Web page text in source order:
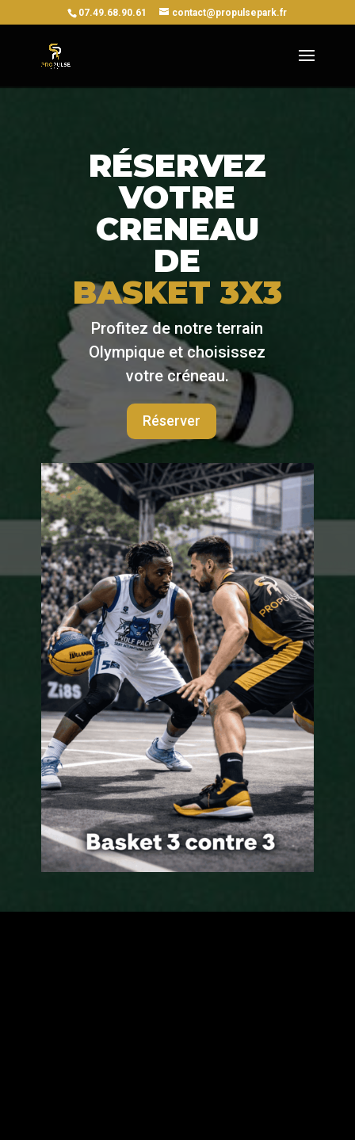
07.49.68.90.61 contact@propulsepark.fr
RÉSERVEZ
VOTRE
CRENEAU
DE
BASKET 3X3
Profitez de notre terrain
Olympique et choisissez
votre créneau.
Réserver